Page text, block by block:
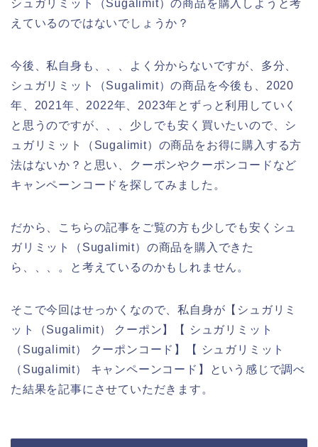
シュガリミット（Sugalimit）の商品を購入しようと考
えているのではないでしょうか？
今後、私自身も、、、よく分からないですが、多分、
シュガリミット（Sugalimit）の商品を今後も、2020
年、2021年、2022年、2023年とずっと利用していく
と思うのですが、、、少しでも安く買いたいので、シ
ュガリミット（Sugalimit）の商品をお得に購入する方
法はないか？と思い、クーポンやクーポンコードなど
キャンペーンコードを探してみました。
だから、こちらの記事をご覧の方も少しでも安くシュ
ガリミット（Sugalimit）の商品を購入できた
ら、、、。と考えているのかもしれません。
そこで今回はせっかくなので、私自身が【シュガリミ
ット（Sugalimit） クーポン】【 シュガリミット
（Sugalimit） クーポンコード】【 シュガリミット
（Sugalimit） キャンペーンコード】という感じで調べ
た結果を記事にさせていただきます。